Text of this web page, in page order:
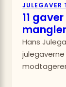
JULEGAVER
11
Hans